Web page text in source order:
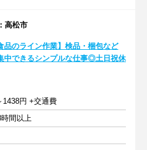
高松市
品のライン作業】検品・梱包など
中できるシンプルな仕事◎土日祝休
1438円 +交通費
間以上